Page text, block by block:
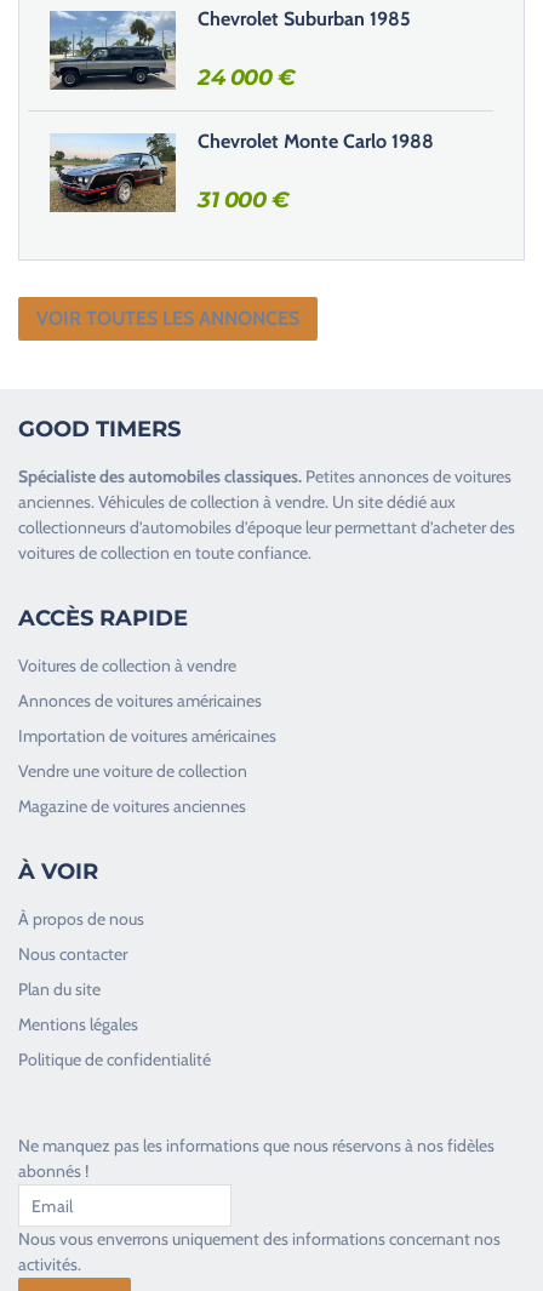
e
.
Chevrolet Suburban 1985
24 000€
Chevrolet Monte Carlo 1988
31 000€
VOIR TOUTES LES ANNONCES
GOOD TIMERS
Spécialiste desautomobiles classiques. Petites annonces devoitures
anciennes.Véhicules de collection à vendre. Un site dédié aux
collectionneurs d’automobiles d’époque leur permettant d’acheter des
voitures de collection en toute confiance.
ACCÈS RAPIDE
Voitures de collection à vendre
Annonces de voitures américaines
Importation de voitures américaines
Vendre une voiture de collection
Magazine de voitures anciennes
À VOIR
À propos de nous
Nous contacter
Plan du site
Mentions légales
Politique de confidentialité
Ne manquez pas les informations que nous réservons à nos fidèles
abonnés !
Nous vous enverrons uniquement des informations concernant nos
activités.
Toujours heureux d'aider les passionnés